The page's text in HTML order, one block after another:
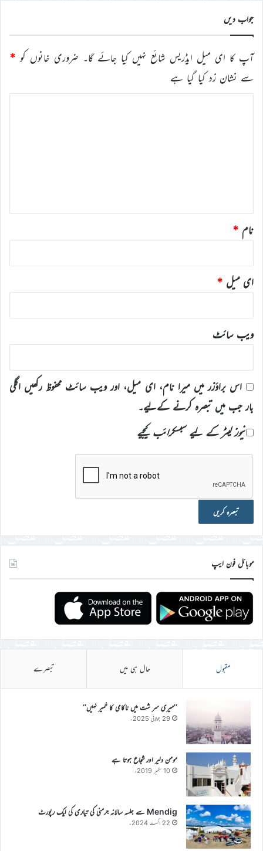
کریں
جواب دیں
آپ کا ای میل ایڈریس شائع نہیں کیا جائے گا۔ ضروری خانوں کو *
سے نشان زد کیا گیا ہے
نام *
ای میل *
ویب‌ سائٹ
اس براؤزر میں میرا نام، ای میل، اور ویب سائٹ محفوظ رکھیں اگلی
بار جب میں تبصرہ کرنے کےلیے۔
نیوز لیٹر کے لیے سبسکرائب کیجیے
موبائل فون ایپ
مقبول حال ہی میں تبصرے
’’میری سر شت میں ناکامی کا خمیر نہیں‘‘
29 جولائی 2025ء
مومن دلیر اور شجاع ہوتا ہے
10 ستمبر 2019ء
Mendig سے جلسہ سالانہ جرمنی کی تیاری کی ایک رپورٹ
22 اگست 2024ء